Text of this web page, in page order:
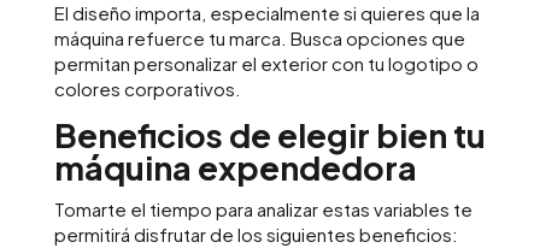
El diseño importa, especialmente si quieres que la
máquina refuerce tu marca. Busca opciones que
permitan personalizar el exterior con tu logotipo o
colores corporativos.
Beneficios de elegir bien tu
máquina expendedora
Tomarte el tiempo para analizar estas variables te
permitirá disfrutar de los siguientes beneficios: